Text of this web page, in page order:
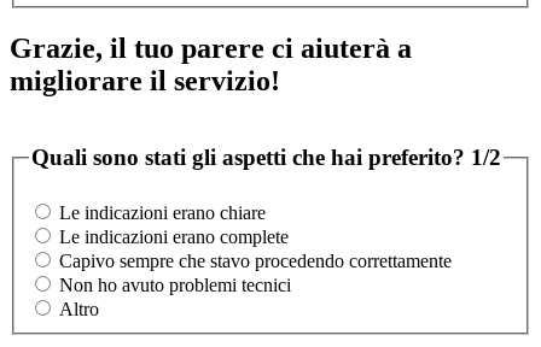
Grazie, il tuo parere ci aiuterà a
migliorare il servizio!
Quali sono stati gli aspetti che hai preferito? 1/2
Le indicazioni erano chiare
Le indicazioni erano complete
Capivo sempre che stavo procedendo correttamente
Non ho avuto problemi tecnici
Altro